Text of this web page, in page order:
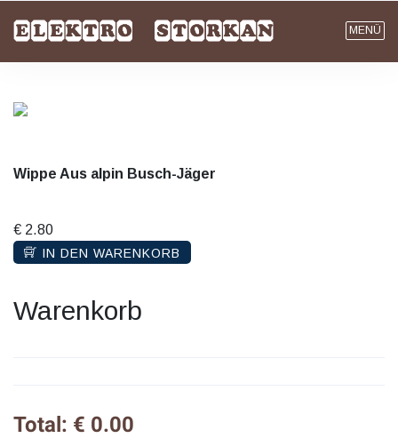
MENÜ
Wippe Aus alpin Busch-Jäger
€ 2.80
IN DEN WARENKORB
Warenkorb
Total: € 0.00